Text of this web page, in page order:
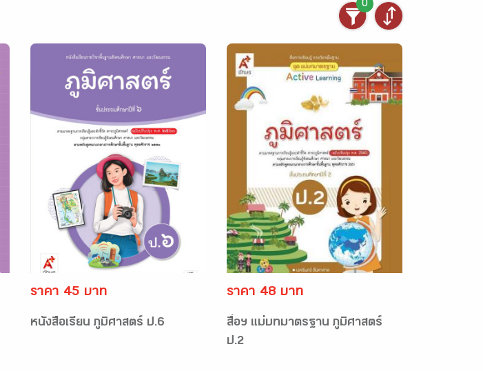
0
ราคา 45 บาท
หนังสือเรียน ภูมิศาสตร์ ป.6
ราคา 48 บาท
สื่อฯ แม่บทมาตรฐาน ภูมิศาสตร์
ป.2